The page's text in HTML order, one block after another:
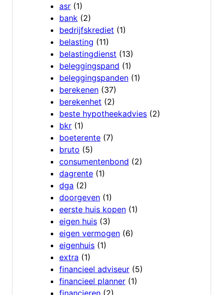
asr (1)
bank (2)
bedrijfskrediet (1)
belasting (11)
belastingdienst (13)
beleggingspand (1)
beleggingspanden (1)
berekenen (37)
berekenhet (2)
beste hypotheekadvies (2)
bkr (1)
boeterente (7)
bruto (5)
consumentenbond (2)
dagrente (1)
dga (2)
doorgeven (1)
eerste huis kopen (1)
eigen huis (3)
eigen vermogen (6)
eigenhuis (1)
extra (1)
financieel adviseur (5)
financieel planner (1)